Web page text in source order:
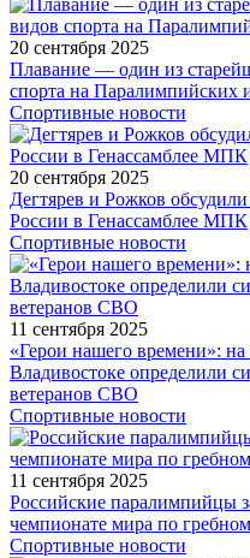
20 сентября 2025
Плавание — один из
спорта на Паралимпийских
Спортивные новости
20 сентября 2025
Дегтярев и Рожков
России в Генассамблее МПК
Спортивные новости
11 сентября 2025
«Герои нашего времени»:
Владивостоке определили
ветеранов СВО
Спортивные новости
11 сентября 2025
Российские паралимпийцы
чемпионате мира по
Спортивные новости